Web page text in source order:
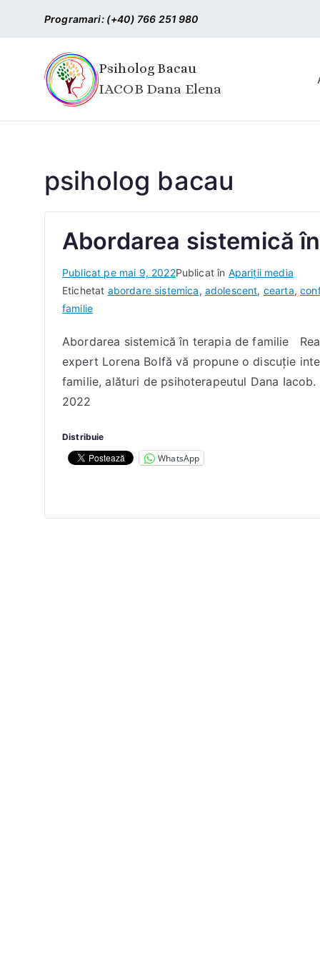
Programari: (+40) 766 251 980
Psiholog Bacau
IACOB Dana Elena
psiholog bacau
Abordarea sistemică
D
e
I
c
o
b
D
n
n
Publicat pe mai 9, 2022Publicat în Apariții media
Etichetat abordare sistemica, adolescent, cearta,
familie
Abordarea sistemică în terapia de familie
expert Lorena Bolfă vă propune o discuție
familie, alături de psihoterapeutul Dana
2022
Distribuie
WhatsApp